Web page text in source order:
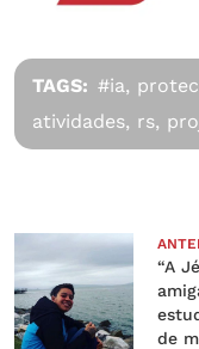
TAGS: #ia,
atividades, rs,
“A
de